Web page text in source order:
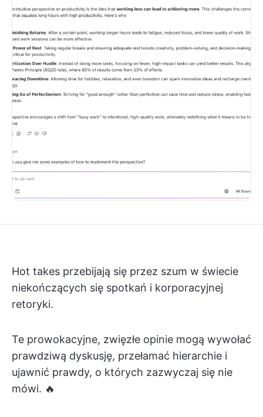
Hot takes przebijają się przez szum w świecie
niekończących się spotkań i korporacyjnej
retoryki.
Te prowokacyjne, zwięzłe opinie mogą wywołać
prawdziwą dyskusję, przełamać hierarchie i
ujawnić prawdy, o których zazwyczaj się nie
mówi. 🔥